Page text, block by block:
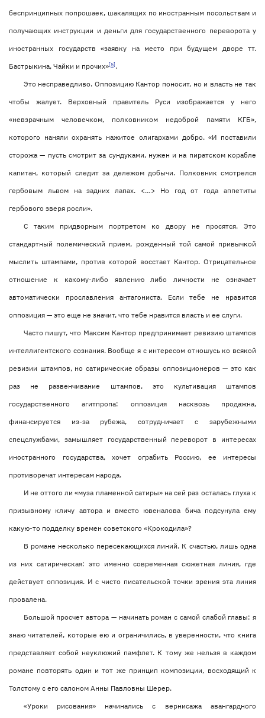
беспринципных попрошаек, шакалящих по иностранным посольствам и
получающих инструкции и деньги для государственного переворота у
иностранных государств «заявку на место при будущем дворе тт.
Бастрыкина, Чайки и прочих»[5].
Это несправедливо. Оппозицию Кантор поносит, но и власть не так
чтобы жалует. Верховный правитель Руси изображается у него
«невзрачным человечком, полковником недоброй памяти КГБ»,
которого наняли охранять нажитое олигархами добро. «И поставили
сторожа — пусть смотрит за сундуками, нужен и на пиратском корабле
капитан, который следит за дележом добычи. Полковник смотрелся
гербовым львом на задних лапах. <…> Но год от года аппетиты
гербового зверя росли».
С таким придворным портретом ко двору не просятся. Это
стандартный полемический прием, рожденный той самой привычкой
мыслить штампами, против которой восстает Кантор. Отрицательное
отношение к какому-либо явлению либо личности не означает
автоматически прославления антагониста. Если тебе не нравится
оппозиция — это еще не значит, что тебе нравится власть и ее слуги.
Часто пишут, что Максим Кантор предпринимает ревизию штампов
интеллигентского сознания. Вообще я с интересом отношусь ко всякой
ревизии штампов, но сатирические образы оппозиционеров — это как
раз не развенчивание штампов, это культивация штампов
государственного агитпропа: оппозиция насквозь продажна,
финансируется из-за рубежа, сотрудничает с зарубежными
спецслужбами, замышляет государственный переворот в интересах
иностранного государства, хочет ограбить Россию, ее интересы
противоречат интересам народа.
И не оттого ли «муза пламенной сатиры» на сей раз осталась глуха к
призывному кличу автора и вместо ювеналова бича подсунула ему
какую-то подделку времен советского «Крокодила»?
В романе несколько пересекающихся линий. К счастью, лишь одна
из них сатирическая: это именно современная сюжетная линия, где
действует оппозиция. И с чисто писательской точки зрения эта линия
провалена.
Большой просчет автора — начинать роман с самой слабой главы: я
знаю читателей, которые ею и ограничились, в уверенности, что книга
представляет собой неуклюжий памфлет. К тому же нельзя в каждом
романе повторять один и тот же принцип композиции, восходящий к
Толстому с его салоном Анны Павловны Шерер.
«Уроки рисования» начинались с вернисажа авангардного